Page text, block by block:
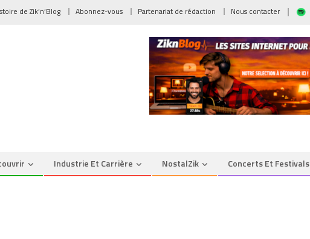
de Zik’n’Blog Abonnez-vous Partenariat de rédaction Nous contacter
Industrie Et Carrière NostalZik Concerts Et Festivals